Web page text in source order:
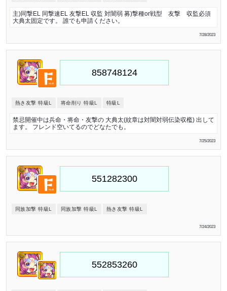
主)同撃EL 同撃速EL 友撃EL 収監 対闇弱 募)撃種or戦型 友撃 収監必須
大典太固定です。 誰でも申請ください。
7/28/2023
熱き友撃 特級L 将命削り 特級L 特級L
禁忌開催中は兵命・将命・友撃の 大典太(紋章は対闇対弱伝染収檻) 出して
ます。 フレンド空いてるのでどなたでも。
7/25/2023
同族加撃 特級L 同族加撃 特級L 熱き友撃 特級L
7/24/2023